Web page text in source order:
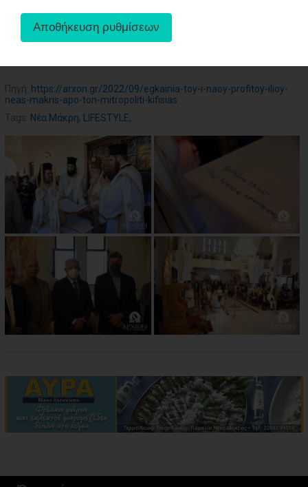
aboutus
Πηγή: https://arxon.gr/2022/09/egkainia-toy-i-naoy-profitoy-ilioy-
neas-makris-apo-ton-mitropoliti-kifisias
Tags: Νέα Μάκρη, LIFESTYLE,